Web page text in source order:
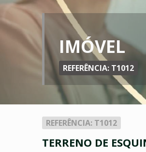
IMÓVEL
REFERÊNCIA: T1012
REFERÊNCIA: T1012
TERRENO DE